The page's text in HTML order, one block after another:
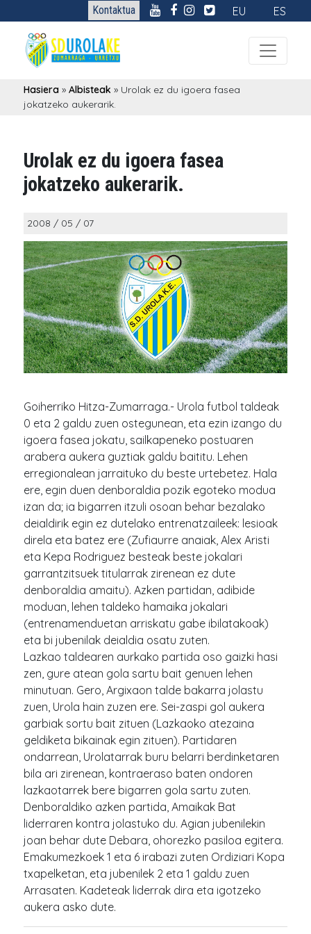
Kontaktua EU ES
Hasiera »Albisteak » Urolak ez du igoera fasea
jokatzeko aukerarik.
Urolak ez du igoera fasea
jokatzeko aukerarik.
2008 / 05 / 07
Goiherriko Hitza-Zumarraga.- Urola futbol taldeak
0 eta 2 galdu zuen ostegunean, eta ezin izango du
igoera fasea jokatu, sailkapeneko postuaren
arabera aukera guztiak galdu baititu. Lehen
erregionalean jarraituko du beste urtebetez. Hala
ere, egin duen denboraldia pozik egoteko modua
izan da; ia bigarren itzuli osoan behar bezalako
deialdirik egin ez dutelako entrenatzaileek: lesioak
direla eta batez ere (Zufiaurre anaiak, Alex Aristi
eta Kepa Rodriguez besteak beste jokalari
garrantzitsuek titularrak zirenean ez dute
denboraldia amaitu). Azken partidan, adibide
moduan, lehen taldeko hamaika jokalari
(entrenamenduetan arriskatu gabe ibilatakoak)
eta bi jubenilak deialdia osatu zuten.
Lazkao taldearen aurkako partida oso gaizki hasi
zen, gure atean gola sartu bait genuen lehen
minutuan. Gero, Argixaon talde bakarra jolastu
zuen, Urola hain zuzen ere. Sei-zaspi gol aukera
garbiak sortu bait zituen (Lazkaoko atezaina
geldiketa bikainak egin zituen). Partidaren
ondarrean, Urolatarrak buru belarri berdinketaren
bila ari zirenean, kontraeraso baten ondoren
lazkaotarrek bere bigarren gola sartu zuten.
Denboraldiko azken partida, Amaikak Bat
liderraren kontra jolastuko du. Agian jubenilekin
joan behar dute Debara, ohorezko pasiloa egitera.
Emakumezkoek 1 eta 6 irabazi zuten Ordiziari Kopa
txapelketan, eta jubenilek 2 eta 1 galdu zuen
Arrasaten. Kadeteak liderrak dira eta igotzeko
aukera asko dute.